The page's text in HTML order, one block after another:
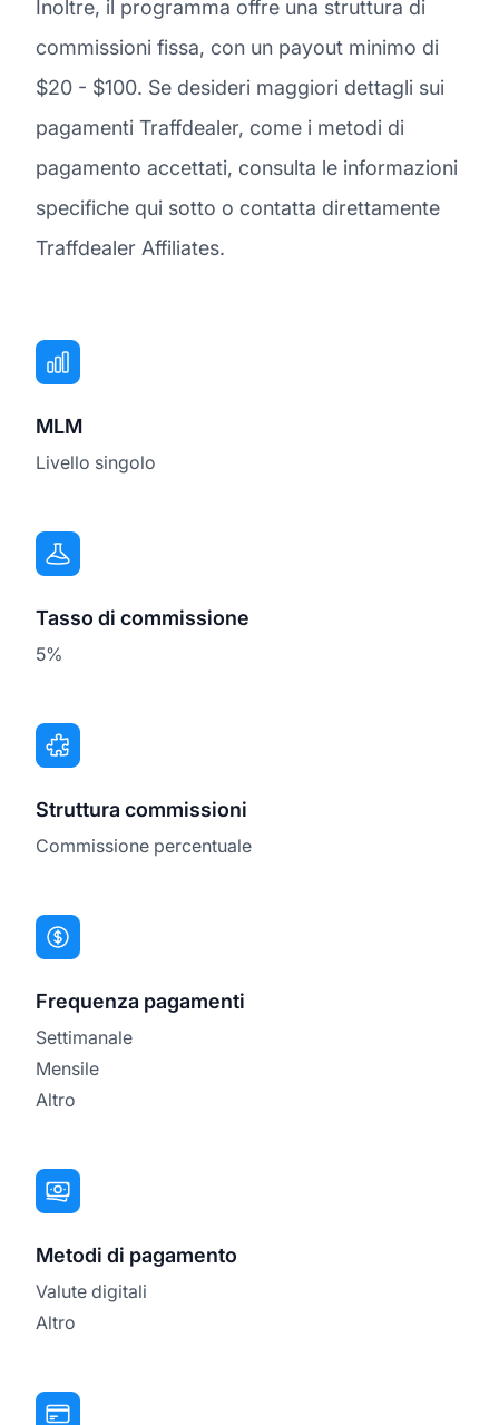
Inoltre, il programma offre una struttura di
commissioni fissa, con un payout minimo di
$20 - $100. Se desideri maggiori dettagli sui
pagamenti Traffdealer, come i metodi di
pagamento accettati, consulta le informazioni
specifiche qui sotto o contatta direttamente
Traffdealer Affiliates.
MLM
Livello singolo
Tasso di commissione
5%
Struttura commissioni
Commissione percentuale
Frequenza pagamenti
Settimanale
Mensile
Altro
Metodi di pagamento
Valute digitali
Altro